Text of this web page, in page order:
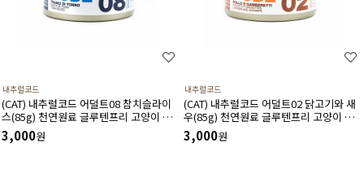
내추럴코드
(CAT) 내추럴코드 어덜트08 참치슬라이
스(85g) 천연원료 글루텐프리 고양이 캔
습식사료
3,000원
내추럴코드
(CAT) 내추럴코드 어덜트02 닭고기와 새
우(85g) 천연원료 글루텐프리 고양이 캔
습식사료
3,000원